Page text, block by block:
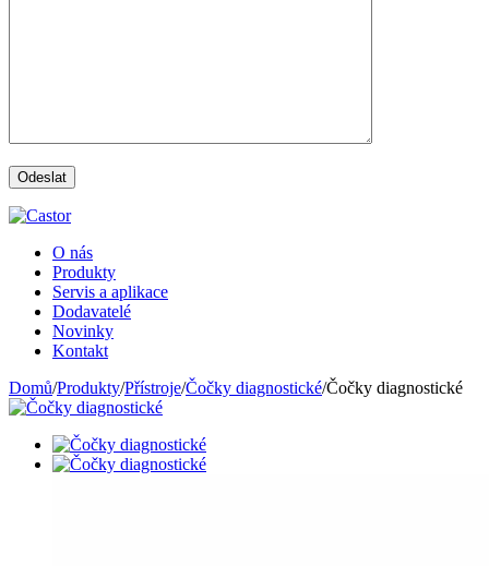
O nás
Produkty
Servis a aplikace
Dodavatelé
Novinky
Kontakt
Domů/Produkty/Přístroje/Čočky diagnostické/Čočky diagnostické